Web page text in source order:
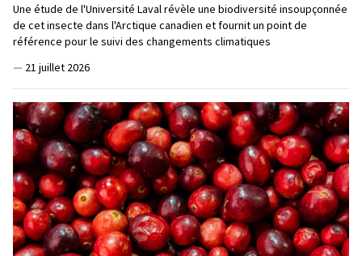
Une étude de l'Université Laval révèle une biodiversité insoupçonnée
de cet insecte dans l'Arctique canadien et fournit un point de
référence pour le suivi des changements climatiques
— 21 juillet 2026